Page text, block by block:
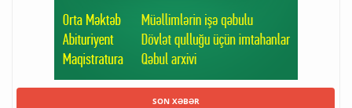
SON XƏBƏR